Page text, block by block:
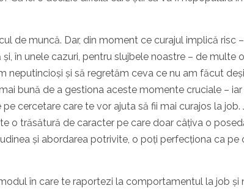
de muncă. Dar, din moment ce curajul implică risc –
în unele cazuri, pentru slujbele noastre – de multe
neputincioși și să regretăm ceva ce nu am făcut deși
bună de a gestiona aceste momente cruciale – iar
cercetare care te vor ajuta să fii mai curajos la job.
o trăsătură de caracter pe care doar câțiva o
și abordarea potrivite, o poți perfecționa ca pe
în care te raportezi la comportamentul la job și